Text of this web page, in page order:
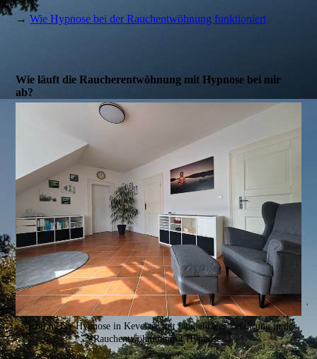
→Wie Hypnose bei der Rauchentwöhnung funktioniert
Wie läuft die Raucherentwöhnung mit Hypnose bei mir
ab?
Nichtraucher Hypnose in Kevelaer mit langjähriger Erfahrung in der
Rauchentwöhnung mit Hypnose.